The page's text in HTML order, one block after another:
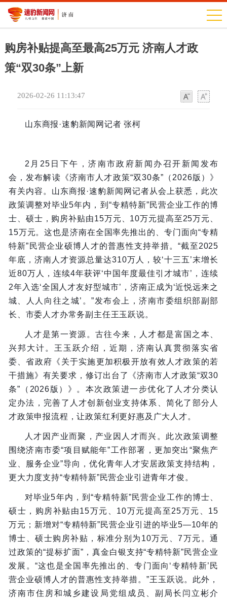
购房补贴提高至最高25万元 济南人才政
策“双30条”上新
2026-02-26 11:13:47
山东商报·速豹新闻网记者 张柯
2月25日下午，济南市政府新闻办召开新闻发布
会，发布解读《济南市人才政策“双30条”（2026版）》
有关内容。山东商报·速豹新闻网记者从会上获悉，此次
政策调整对毕业5年内，到“专精特新”民营企业工作的博
士、硕士，购房补贴由15万元、10万元提高至25万元、
15万元。这也是济南在全国率先推出的、专门面向“专精
特新”民营企业硕博人才的普惠性支持举措。“截至2025
年底，济南人才资源总量达310万人，较‘十三五’末增长
近80万人，连续4年获评‘中国年度最佳引才城市’，连续
2年入选‘全国人才友好型城市’，济南正成为‘近悦远来之
城、人人向往之城’。”发布会上，济南市委组织部副部
长、市委人才办常务副主任王玉跃说。
人才是第一资源。古往今来，人才都是富国之本、
兴邦大计。王玉跃介绍，近期，济南认真贯彻落实省
委、省政府《关于实施更加积极开放有效人才政策的若
干措施》有关要求，修订出台了《济南市人才政策“双30
条”（2026版）》。本次政策进一步优化了人才分类认
定办法，完善了人才创新创业支持体系、简化了部分人
才政策申报流程，让政策红利更好惠及广大人才。
人才因产业而聚，产业因人才而兴。此次政策调整
围绕济南市委“项目赋能年”工作部署，更加突出“聚焦产
业、服务企业”导向，优化青年人才安居政策支持结构，
更大力度支持“专精特新”民营企业引进青年才俊。
对毕业5年内，到“专精特新”民营企业工作的博士、
硕士，购房补贴由15万元、10万元提高至25万元、15
万元；新增对“专精特新”民营企业引进的毕业5—10年的
博士、硕士购房补贴，标准分别为10万元、7万元。通
过政策的“提标扩面”，真金白银支持“专精特新”民营企业
发展。“这也是全国率先推出的、专门面向‘专精特新’民
营企业硕博人才的普惠性支持举措。”王玉跃说。此外，
济南市住房和城乡建设局党组成员、副局长闫立彬介